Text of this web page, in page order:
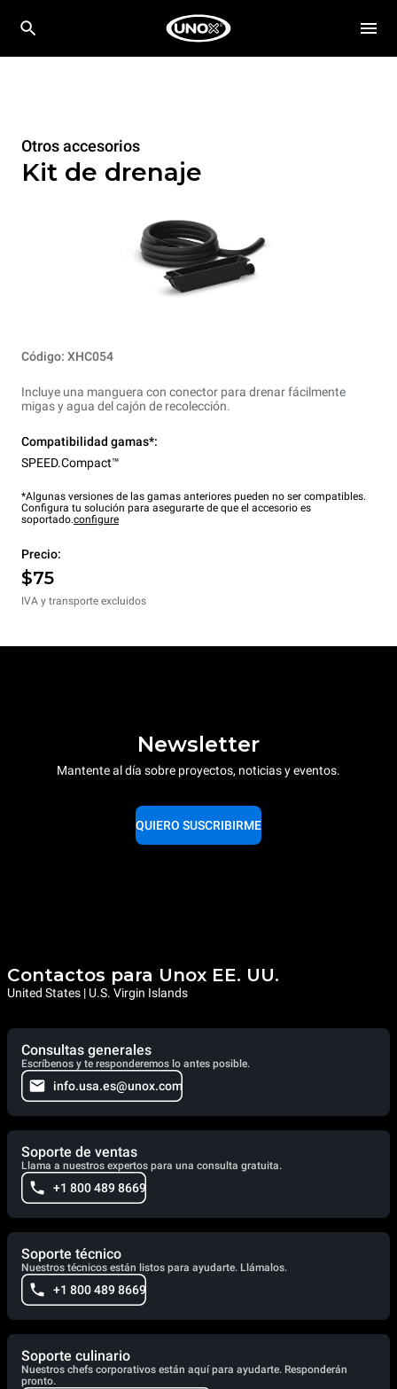
Otros accesorios
Kit de drenaje
Código: XHC054
Incluye una manguera con conector para drenar fácilmente
migas y agua del cajón de recolección.
Compatibilidad gamas*:
SPEED.Compact™
*Algunas versiones de las gamas anteriores pueden no ser compatibles.
Configura tu solución para asegurarte de que el accesorio es
soportado.configure
Precio:
$75
IVA y transporte excluidos
Newsletter
Mantente al día sobre proyectos, noticias y eventos.
QUIERO SUSCRIBIRME
Contactos para Unox EE. UU.
United States | U.S. Virgin Islands
Consultas generales
Escríbenos y te responderemos lo antes posible.
info.usa.es@unox.com
Soporte de ventas
Llama a nuestros expertos para una consulta gratuita.
+1 800 489 8669
Soporte técnico
Nuestros técnicos están listos para ayudarte. Llámalos.
+1 800 489 8669
Soporte culinario
Nuestros chefs corporativos están aquí para ayudarte. Responderán
pronto.